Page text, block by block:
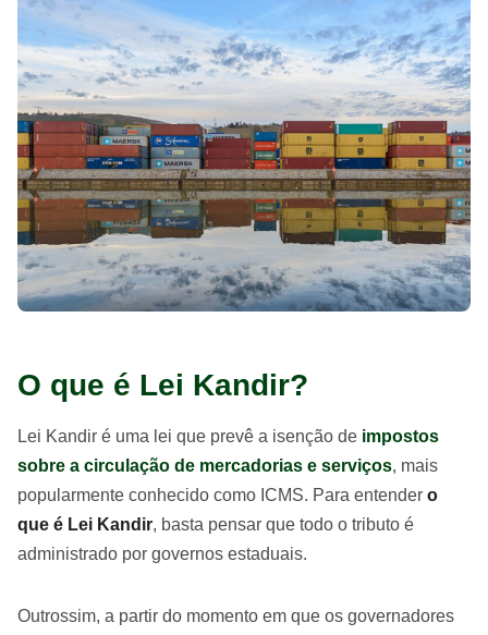
O que é Lei Kandir?
Lei Kandir é uma lei que prevê a isenção de impostos
sobre a circulação de mercadorias e serviços, mais
popularmente conhecido como ICMS. Para entender o
que é Lei Kandir, basta pensar que todo o tributo é
administrado por governos estaduais.
Outrossim, a partir do momento em que os governadores